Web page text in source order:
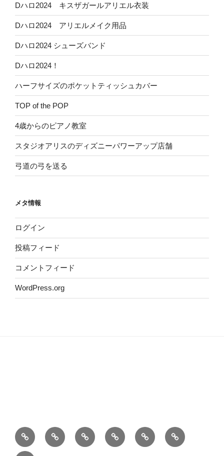
Dハロ2024 キスザガールアリエル衣装
Dハロ2024 アリエルメイク用品
Dハロ2024 シューズバンド
Dハロ2024！
ハーフサイズのポケットティッシュカバー
TOP of the POP
4歳からのピアノ教室
スタジオアリスのディズニーパワーアップ店舗
弓道の弓を送る
メタ情報
ログイン
投稿フィード
コメントフィード
WordPress.org
ホ
ー
自
己
こ
の
Privacy
policy
Contact
information
お
料